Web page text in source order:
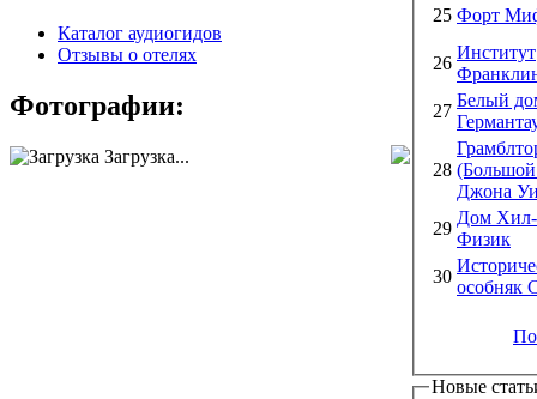
Каталог аудиогидов
Отзывы о отелях
Фотографии:
Загрузка...
25 Форт
26
Институт
27
Белый
28
Джона
29
Дом
Физик
30
особняк
Новые